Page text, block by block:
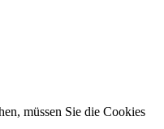
müssen Sie die Cookies